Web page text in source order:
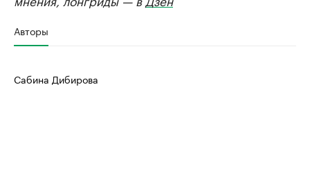
Авторы
Сабина Дибирова